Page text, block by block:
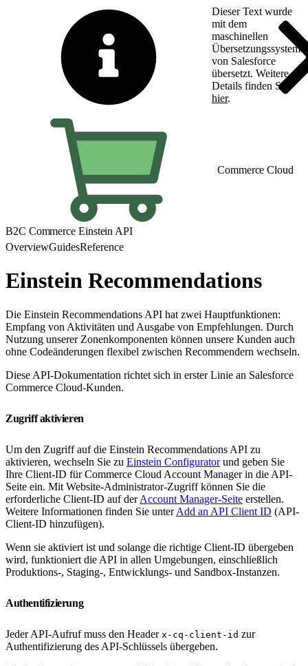
Dieser Text wurde
mit dem
maschinellen
Übersetzungssystem
von Salesforce
übersetzt. Weitere
Details finden Sie
hier.
Commerce Cloud
B2C Commerce Einstein API
OverviewGuidesReference
Einstein Recommendations
Die Einstein Recommendations API hat zwei Hauptfunktionen:
Empfang von Aktivitäten und Ausgabe von Empfehlungen. Durch
Nutzung unserer Zonenkomponenten können unsere Kunden auch
ohne Codeänderungen flexibel zwischen Recommendern wechseln.
Diese API-Dokumentation richtet sich in erster Linie an Salesforce
Commerce Cloud-Kunden.
Zugriff aktivieren
Um den Zugriff auf die Einstein Recommendations API zu
aktivieren, wechseln Sie zu Einstein Configuratorund geben Sie
Ihre Client-ID für Commerce Cloud Account Manager in die API-
Seite ein. Mit Website-Administrator-Zugriff können Sie die
erforderliche Client-ID auf derAccount Manager-Seite erstellen.
Weitere Informationen finden Sie unterAdd an API Client ID (API-
Client-ID hinzufügen).
Wenn sie aktiviert ist und solange die richtige Client-ID übergeben
wird, funktioniert die API in allen Umgebungen, einschließlich
Produktions-, Staging-, Entwicklungs- und Sandbox-Instanzen.
Authentifizierung
Jeder API-Aufruf muss den Header x-cq-client-id zur
Authentifizierung des API-Schlüssels übergeben.